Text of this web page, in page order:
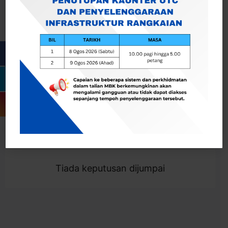
Togol Penapis
Showing 0 result
Tiada keputusan dijumpai